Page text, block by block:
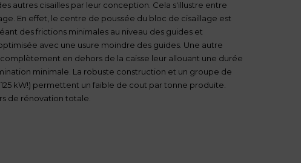
autres cisailles par leur conception. Cela s'illustre entre
En effet, le centre de poussée du bloc de cisaillage est
des frictions minimales au niveau des guides et
avec une usure moindre des guides. Une autre
en dehors de la caisse leur allouant une durée
minimale. La robuste construction et un groupe de
kW!) permettent un faible de cout par tonne produite.
de rénovation totale.